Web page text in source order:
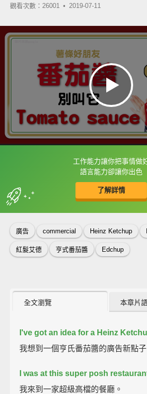
觀看次數：26001 • 2019-07-11
工作能力讓你把事情做
語言能力卻讓你出色
了解詳情
框選或點兩下字幕可以直接查
收錄佳句
廣告 commercial Heinz Ketchup
紅髮艾德 亨式番茄醬 Edchup
全文瀏覽 本章片
I've got an idea for a Heinz
我想到一個亨氏番茄醬的廣告新點子
I was at this super posh
我來到一家超級高檔的餐廳。